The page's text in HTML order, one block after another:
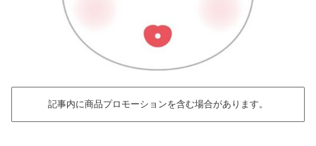
記事内に商品プロモーションを含む場合があります。